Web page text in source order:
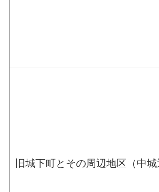
旧城下町とその周辺地区（中